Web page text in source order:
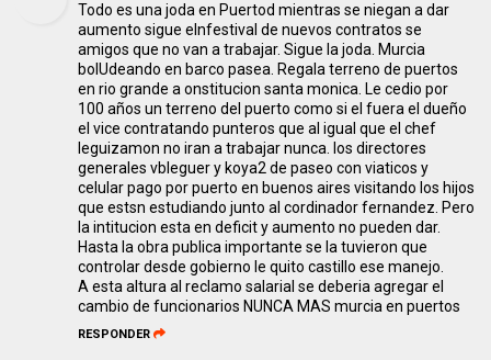
Todo es una joda en Puertod mientras se niegan a dar
aumento sigue elnfestival de nuevos contratos se
amigos que no van a trabajar. Sigue la joda. Murcia
bolUdeando en barco pasea. Regala terreno de puertos
en rio grande a onstitucion santa monica. Le cedio por
100 años un terreno del puerto como si el fuera el dueño
el vice contratando punteros que al igual que el chef
leguizamon no iran a trabajar nunca. los directores
generales vbleguer y koya2 de paseo con viaticos y
celular pago por puerto en buenos aires visitando los hijos
que estsn estudiando junto al cordinador fernandez. Pero
la intitucion esta en deficit y aumento no pueden dar.
Hasta la obra publica importante se la tuvieron que
controlar desde gobierno le quito castillo ese manejo.
A esta altura al reclamo salarial se deberia agregar el
cambio de funcionarios NUNCA MAS murcia en puertos
RESPONDER